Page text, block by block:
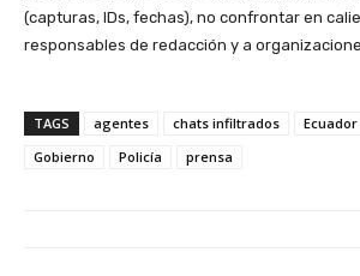
(capturas, IDs, fechas), no confrontar en
responsables de redacción y a
TAGS agentes chats infiltrados Ecuador
Gobierno
Policía prensa